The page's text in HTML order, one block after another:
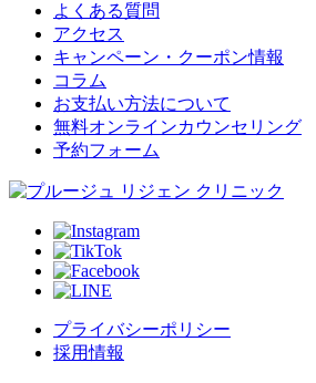
よくある質問
アクセス
キャンペーン・クーポン情報
コラム
お支払い方法について
無料オンラインカウンセリング
予約フォーム
プライバシーポリシー
採用情報